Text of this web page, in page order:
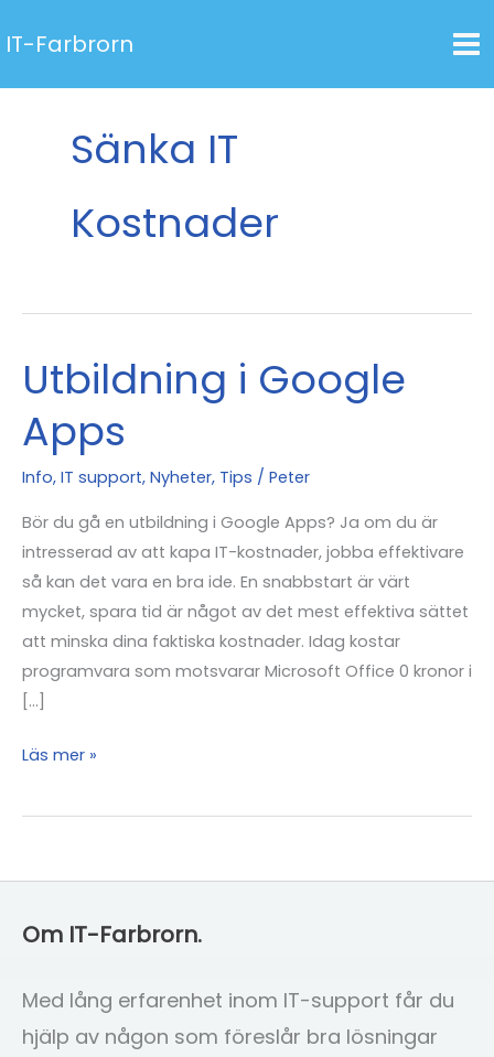
tillIT-Farbrorn
Sänka IT
Kostnader
Utbildning i Google
Apps
Info, IT support, Nyheter, Tips / Peter
Bör du gå en utbildning i Google Apps? Ja om du är
intresserad av att kapa IT-kostnader, jobba effektivare
så kan det vara en bra ide. En snabbstart är värt
mycket, spara tid är något av det mest effektiva sättet
att minska dina faktiska kostnader. Idag kostar
programvara som motsvarar Microsoft Office 0 kronor i
[…]
Utbildning
Google
Läs mer »
Om IT-Farbrorn.
Med lång erfarenhet inom IT-support får du
hjälp av någon som föreslår bra lösningar